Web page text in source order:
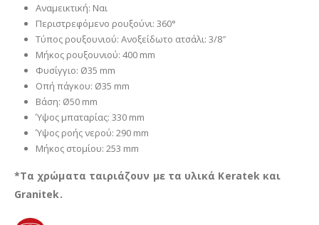
Αναμεικτική: Ναι
Περιστρεφόμενο ρουξούνι: 360°
Τύπος ρουξουνιού: Ανοξείδωτο ατσάλι: 3/8″
Μήκος ρουξουνιού: 400 mm
Φυσίγγιο: Ø35 mm
Οπή πάγκου: Ø35 mm
Βάση: Ø50 mm
Ύψος μπαταρίας: 330 mm
Ύψος ροής νερού: 290 mm
Μήκος στομίου: 253 mm
*Τα χρώματα ταιριάζουν με τα υλικά Keratek και
Granitek.